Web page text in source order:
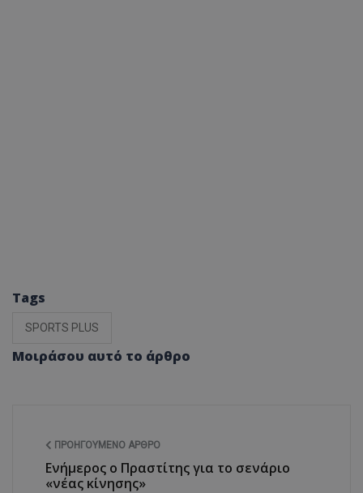
Tags
SPORTS PLUS
Μοιράσου αυτό το άρθρο
ΠΡΟΗΓΟΎΜΕΝΟ ΆΡΘΡΟ
Ενήμερος ο Πραστίτης για το σενάριο
«νέας κίνησης»